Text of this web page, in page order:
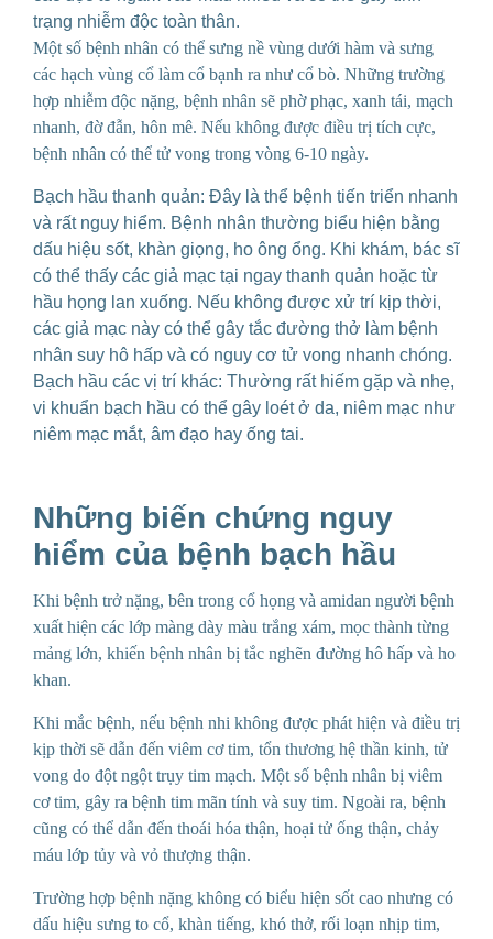
trạng nhiễm độc toàn thân.
Một số bệnh nhân có thể sưng nề vùng dưới hàm và sưng
các hạch vùng cổ làm cổ bạnh ra như cổ bò. Những trường
hợp nhiễm độc nặng, bệnh nhân sẽ phờ phạc, xanh tái, mạch
nhanh, đờ đẫn, hôn mê. Nếu không được điều trị tích cực,
bệnh nhân có thể tử vong trong vòng 6-10 ngày.
Bạch hầu thanh quản: Đây là thể bệnh tiến triển nhanh
và rất nguy hiểm. Bệnh nhân thường biểu hiện bằng
dấu hiệu sốt, khàn giọng, ho ông ổng. Khi khám, bác sĩ
có thể thấy các giả mạc tại ngay thanh quản hoặc từ
hầu họng lan xuống. Nếu không được xử trí kịp thời,
các giả mạc này có thể gây tắc đường thở làm bệnh
nhân suy hô hấp và có nguy cơ tử vong nhanh chóng.
Bạch hầu các vị trí khác: Thường rất hiếm gặp và nhẹ,
vi khuẩn bạch hầu có thể gây loét ở da, niêm mạc như
niêm mạc mắt, âm đạo hay ống tai.
Những biến chứng nguy
hiểm của bệnh bạch hầu
Khi bệnh trở nặng, bên trong cổ họng và amidan người bệnh
xuất hiện các lớp màng dày màu trắng xám, mọc thành từng
mảng lớn, khiến bệnh nhân bị tắc nghẽn đường hô hấp và ho
khan.
Khi mắc bệnh, nếu bệnh nhi không được phát hiện và điều trị
kịp thời sẽ dẫn đến viêm cơ tim, tổn thương hệ thần kinh, tử
vong do đột ngột trụy tim mạch. Một số bệnh nhân bị viêm
cơ tim, gây ra bệnh tim mãn tính và suy tim. Ngoài ra, bệnh
cũng có thể dẫn đến thoái hóa thận, hoại tử ống thận, chảy
máu lớp tủy và vỏ thượng thận.
Trường hợp bệnh nặng không có biểu hiện sốt cao nhưng có
dấu hiệu sưng to cổ, khàn tiếng, khó thở, rối loạn nhịp tim,